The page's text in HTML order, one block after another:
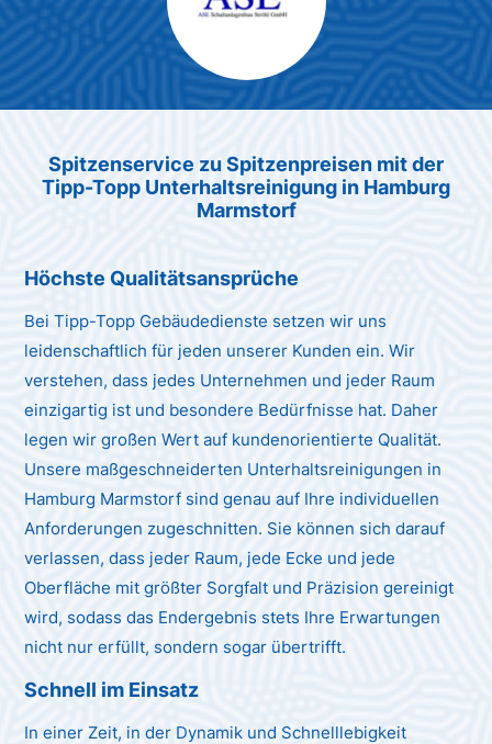
Max Mustermann
Spitzenservice zu Spitzenpreisen mit der
Tipp-Topp Unterhaltsreinigung in Hamburg
Marmstorf
Höchste Qualitätsansprüche
Bei Tipp-Topp Gebäudedienste setzen wir uns
leidenschaftlich für jeden unserer Kunden ein. Wir
verstehen, dass jedes Unternehmen und jeder Raum
einzigartig ist und besondere Bedürfnisse hat. Daher
legen wir großen Wert auf kundenorientierte Qualität.
Unsere maßgeschneiderten Unterhaltsreinigungen in
Hamburg Marmstorf sind genau auf Ihre individuellen
Anforderungen zugeschnitten. Sie können sich darauf
verlassen, dass jeder Raum, jede Ecke und jede
Oberfläche mit größter Sorgfalt und Präzision gereinigt
wird, sodass das Endergebnis stets Ihre Erwartungen
nicht nur erfüllt, sondern sogar übertrifft.
Schnell im Einsatz
In einer Zeit, in der Dynamik und Schnelllebigkeit